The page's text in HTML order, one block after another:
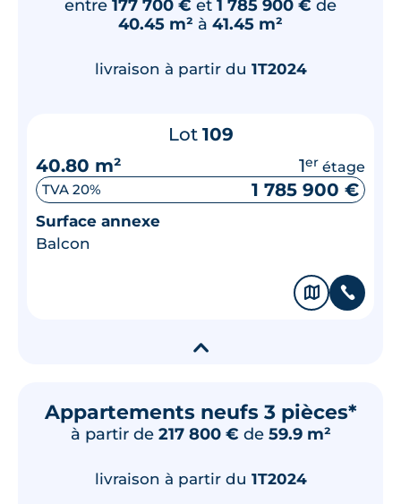
entre 177 700 € et 1 785 900 € de
40.45 m² à 41.45 m²
livraison à partir du 1T2024
Lot 109
40.80 m²
1er étage
TVA 20% 1 785 900 €
Surface annexe
Balcon
🗞 📞
▾
Appartements neufs 3 pièces*
à partir de 217 800 € de 59.9 m²
livraison à partir du 1T2024